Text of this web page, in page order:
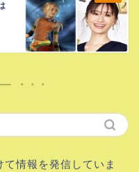
情報を発信していま